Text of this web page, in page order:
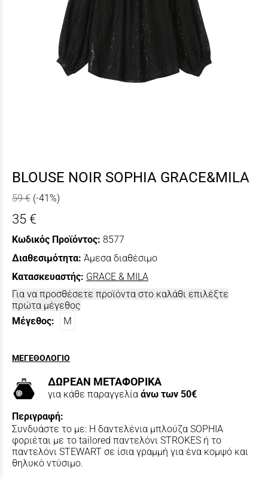
BLOUSE NOIR SOPHIA GRACE&MILA
59 € (-41%)
35 €
Κωδικός Προϊόντος: 8577
Διαθεσιμότητα: Άμεσα διαθέσιμο
Κατασκευαστής: GRACE & MILA
Για να προσθέσετε προϊόντα στο καλάθι επιλέξτε
πρώτα μέγεθος
Μέγεθος:
M
ΜΕΓΕΘΟΛΟΓΙΟ
ΔΩΡΕΑΝ ΜΕΤΑΦΟΡΙΚΑ
για κάθε παραγγελία άνω των 50€
Περιγραφή:
Συνδυάστε το με: Η δαντελένια μπλούζα SOPHIA
φοριέται με το tailored παντελόνι STROKES ή το
παντελόνι STEWART σε ίσια γραμμή για ένα κομψό και
θηλυκό ντύσιμο.